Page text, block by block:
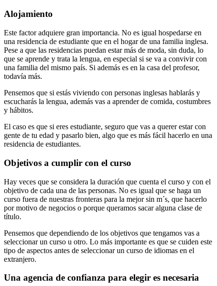
Alojamiento
Este factor adquiere gran importancia. No es igual hospedarse en
una residencia de estudiante que en el hogar de una familia inglesa.
Pese a que las residencias puedan estar más de moda, sin duda, lo
que se aprende y trata la lengua, en especial si se va a convivir con
una familia del mismo país. Si además es en la casa del profesor,
todavía más.
Pensemos que si estás viviendo con personas inglesas hablarás y
escucharás la lengua, además vas a aprender de comida, costumbres
y hábitos.
El caso es que si eres estudiante, seguro que vas a querer estar con
gente de tu edad y pasarlo bien, algo que es más fácil hacerlo en una
residencia de estudiantes.
Objetivos a cumplir con el curso
Hay veces que se considera la duración que cuenta el curso y con el
objetivo de cada una de las personas. No es igual que se haga un
curso fuera de nuestras fronteras para la mejor sin m´s, que hacerlo
por motivo de negocios o porque queramos sacar alguna clase de
título.
Pensemos que dependiendo de los objetivos que tengamos vas a
seleccionar un curso u otro. Lo más importante es que se cuiden este
tipo de aspectos antes de seleccionar un curso de idiomas en el
extranjero.
Una agencia de confianza para elegir es necesaria